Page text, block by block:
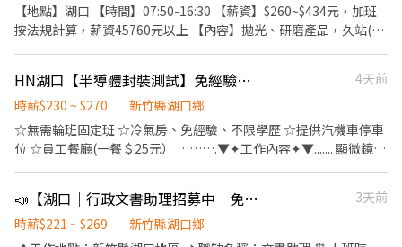
義。 【工作內容是什麼？】 1. 接單後聯繫客戶，確認客戶想清哪
裡。 2. 騎著載有招財法寶的機車遊車河。 3. 熟練清潔步驟執行，解
決客戶的困擾。 4. 使出十八般武藝刷刷刷刷刷到斷手。 5. 衛浴馬桶
廚房檯面洗洗洗洗到估溜。 6. 把玻璃和地板擦擦擦擦擦擦到發亮。
務更上手。 【具備條件】 1. 被接送小朋友綁定時間的寶媽、寶爸。
2. 不想被傳統工作束縛能力的新鮮人。 3. 還在用健康換金錢的輪班
人員。 4. 想要解鎖更多技能創造高收入的人。 5. 不想因為工作缺席
家人的重要日子的你。 .... 【待遇介紹】 1.自由接單，彈性排班：
1_〈家適員〉時薪+ 各項獎金 250~300元 2_〈家適職人〉 時薪+ 各
項獎金 360~400元 3_〈高階職人〉 時薪+ 各項獎金 500元以上
4_〈導師〉 同高階職人福利外，額外有高額團隊獎金收入 2.以夥伴
【地點】湖口 【時間】07:50-16:30 【薪資】$260~$434元，加班
按法規計算，薪資45760元以上 【內容】拋光、研磨產品，久站(附
HN湖口【半導體封裝測試】免經驗高錄取∥提供汽機車位∥員工餐廳
4天前
時薪$230 ~ $270
新竹縣湖口鄉
☆無需輪班固定班 ☆冷氣房、免經驗、不限學歷 ☆提供汽機車停車
位 ☆員工餐廳(一餐＄25元） ……….▼✦工作內容✦▼....... 顯微鏡檢
區可自選) ……….▼✦時間薪資 ✦▼.......... 日班07:20-19:20 時薪:
＄230 加班時薪＄307＄383＄613 夜班09:20-07:20 時薪:＄270 加
班時薪＄360＄450＄720 【休假制度】：做三休三，做四休二(依廠
📣【湖口｜行政文書助理招募中｜免費供餐】
3天前
時薪$221 ~ $269
新竹縣湖口鄉